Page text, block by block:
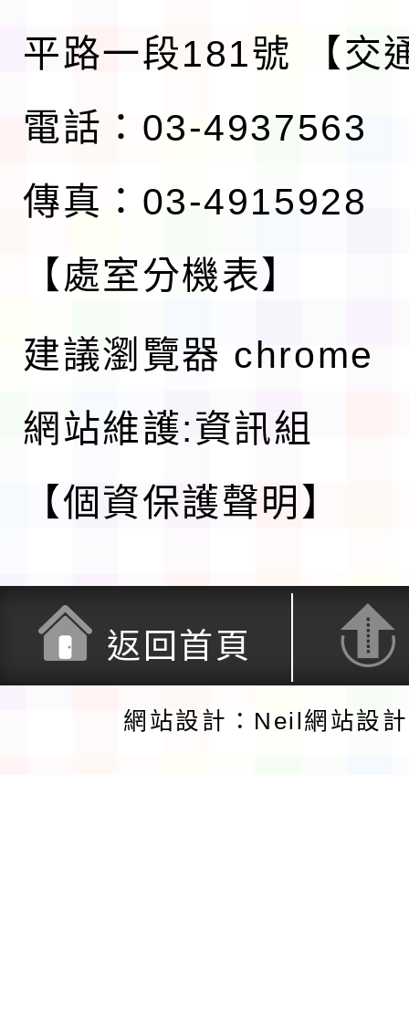
平路一段181號
【交
電話：03-4937563
傳真：03-4915928
【處室分機表】
建議瀏覽器 chrome
網站維護:資訊組
【個資保護聲明】
返回首頁
網站設計：Neil網站設